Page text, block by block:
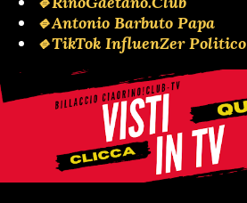
🔹Antonio Barbuto Papa
🔹TikTok InfluenZer Politico